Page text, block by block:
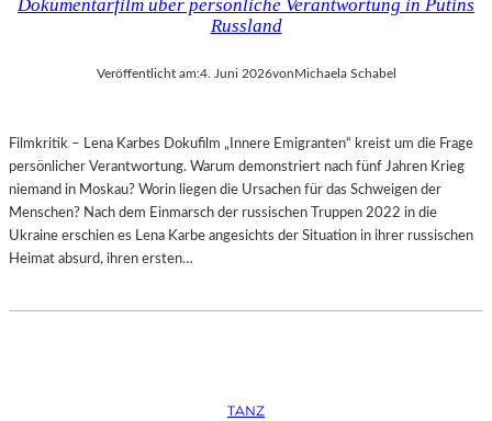
Dokumentarfilm über persönliche Verantwortung in Putins
Russland
Veröffentlicht am:4. Juni 2026vonMichaela Schabel
Filmkritik – Lena Karbes Dokufilm „Innere Emigranten“ kreist um die Frage
persönlicher Verantwortung. Warum demonstriert nach fünf Jahren Krieg
niemand in Moskau? Worin liegen die Ursachen für das Schweigen der
Menschen? Nach dem Einmarsch der russischen Truppen 2022 in die
Ukraine erschien es Lena Karbe angesichts der Situation in ihrer russischen
Heimat absurd, ihren ersten…
TANZ